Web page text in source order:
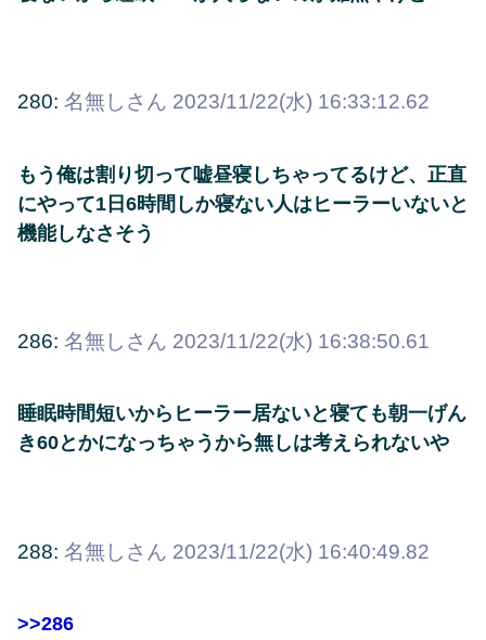
280: 名無しさん 2023/11/22(水) 16:33:12.62
もう俺は割り切って嘘昼寝しちゃってるけど、正直
にやって1日6時間しか寝ない人はヒーラーいないと
機能しなさそう
286: 名無しさん 2023/11/22(水) 16:38:50.61
睡眠時間短いからヒーラー居ないと寝ても朝一げん
き60とかになっちゃうから無しは考えられないや
288: 名無しさん 2023/11/22(水) 16:40:49.82
>>286